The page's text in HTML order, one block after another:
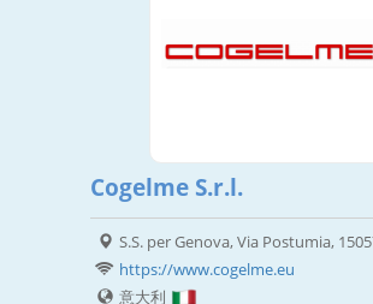
Cogelme S.r.l.
S.S. per Genova, Via Postumia,
https://www.cogelme.eu
意大利